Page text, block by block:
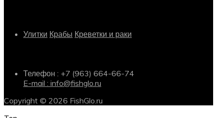
Улитки Крабы Креветки и раки
Телефон : +7 (963) 664-66-74
E-mail : info@fishglo.ru
Copyright © 2026 FishGlo.ru